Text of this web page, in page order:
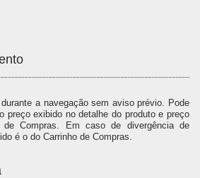
a navegação sem aviso prévio. Pode
preço exibido no detalhe do produto e preço
de Compras. Em caso de divergência de
é o do Carrinho de Compras.